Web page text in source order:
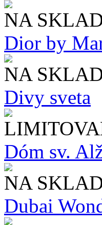
NA
Dior by
NA
Divy sveta
Dóm sv.
NA
Dubai